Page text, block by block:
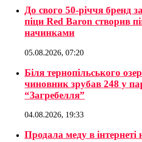
До свого 50-річчя бренд
піци Red Baron створив
начинками
05.08.2026, 07:20
Біля тернопільського
чиновник зрубав 248 у
“Загребелля”
04.08.2026, 19:33
Продала меду в інтернеті